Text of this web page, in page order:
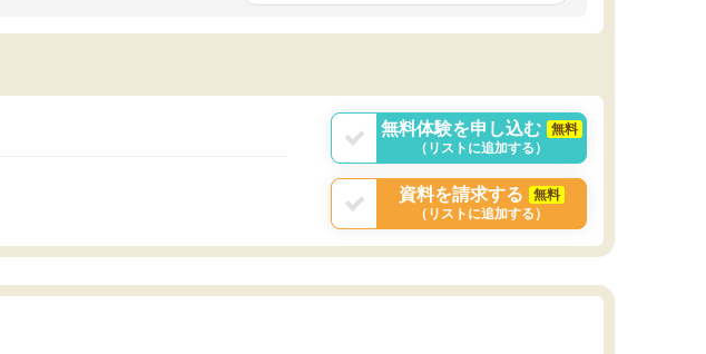
無料体験を申し込む
無料
（リストに追加する）
資料を請求する
無料
（リストに追加する）